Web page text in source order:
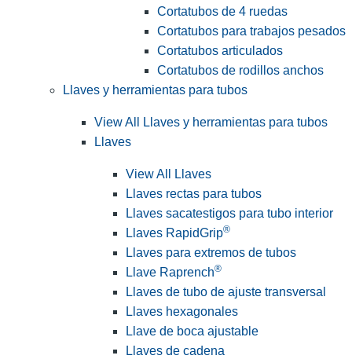
Cortatubos de 4 ruedas
Cortatubos para trabajos pesados
Cortatubos articulados
Cortatubos de rodillos anchos
Llaves y herramientas para tubos
View All Llaves y herramientas para tubos
Llaves
View All Llaves
Llaves rectas para tubos
Llaves sacatestigos para tubo interior
Llaves RapidGrip®
Llaves para extremos de tubos
Llave Raprench®
Llaves de tubo de ajuste transversal
Llaves hexagonales
Llave de boca ajustable
Llaves de cadena